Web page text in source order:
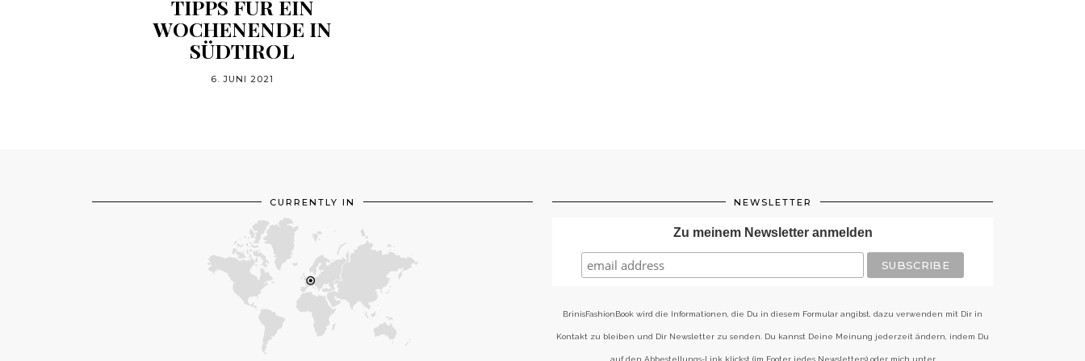
TIPPS FÜR EIN
WOCHENENDE IN
SÜDTIROL
6. JUNI 2021
CURRENTLY IN NEWSLETTER
Zu meinem Newsletter anmelden
BrinisFashionBook wird die Informationen, die Du in diesem Formular angibst, dazu verwenden mit Dir in
Kontakt zu bleiben und Dir Newsletter zu senden. Du kannst Deine Meinung jederzeit ändern, indem Du
auf den Abbestellungs-Link klickst (im Footer jedes Newsletters) oder mich unter